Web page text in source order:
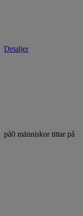
Detaljer
på0 människor tittar på